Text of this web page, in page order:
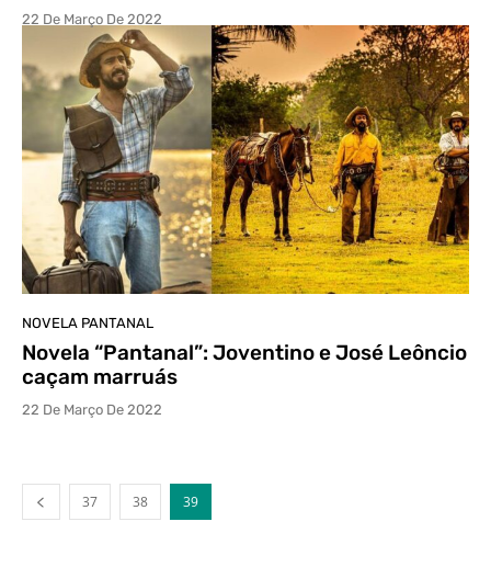
22 De Março De 2022
NOVELA PANTANAL
Novela “Pantanal”: Joventino e José Leôncio
caçam marruás
22 De Março De 2022
37 38 39